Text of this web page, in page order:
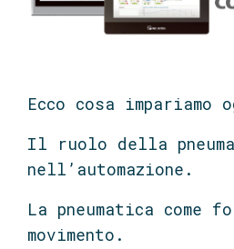
Ecco cosa impariamo
Il ruolo della
nell’automazione.
La pneumatica come
movimento.